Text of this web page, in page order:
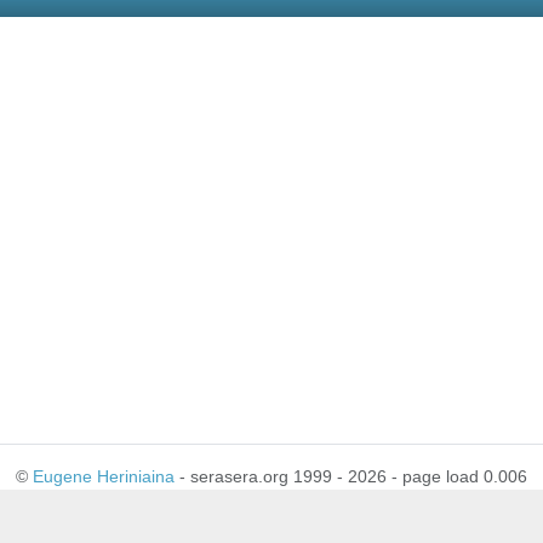
© Eugene Heriniaina - serasera.org 1999 - 2026 - page load 0.006